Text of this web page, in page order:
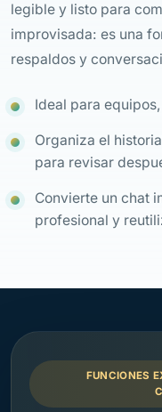
legible y listo para
improvisada: es una
respaldos y
Ideal para
Organiza el
para revisar
Convierte un chat
profesional y
FUNCIONES